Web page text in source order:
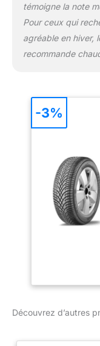
témoigne la note
Pour ceux qui
agréable en hiver,
recommande
-3%
Découvrez d’autres